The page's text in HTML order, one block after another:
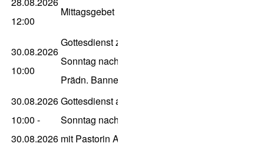
12:00
Mittagsgebet
30.08.2026
10:00
Gottesdienst zum 13.
Sonntag nach Trinitatis,
Prädn. Bannert
30.08.2026
10:00 -
30.08.2026
Gottesdienst am 13.
Sonntag nach Trinitatis
mit Pastorin Astrid